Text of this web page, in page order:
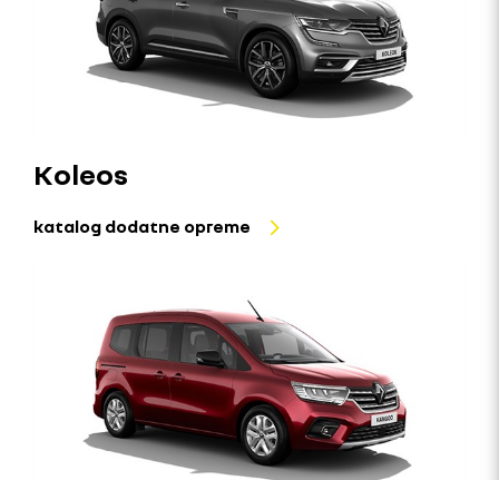
Koleos
katalog dodatne opreme